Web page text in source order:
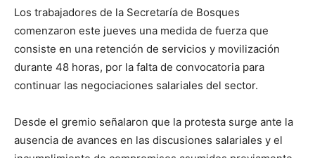
Los trabajadores de la Secretaría de Bosques
comenzaron este jueves una medida de fuerza que
consiste en una retención de servicios y movilización
durante 48 horas, por la falta de convocatoria para
continuar las negociaciones salariales del sector.
Desde el gremio señalaron que la protesta surge ante la
ausencia de avances en las discusiones salariales y el